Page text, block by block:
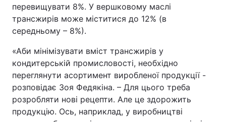
перевищувати 8%. У вершковому маслі
трансжирів може міститися до 12% (в
середньому – 8%).
«Аби мінімізувати вміст трансжирів у
кондитерській промисловості, необхідно
переглянути асортимент виробленої продукції -
розповідає Зоя Федякіна. – Для цього треба
розробляти нові рецепти. Але це здорожить
продукцію. Ось, наприклад, у виробництві